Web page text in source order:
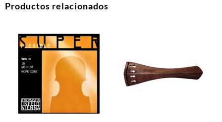
Productos relacionados